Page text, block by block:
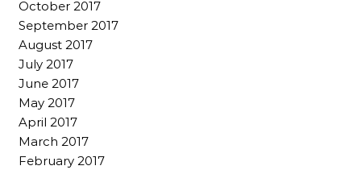
October 2017
September 2017
August 2017
July 2017
June 2017
May 2017
April 2017
March 2017
February 2017